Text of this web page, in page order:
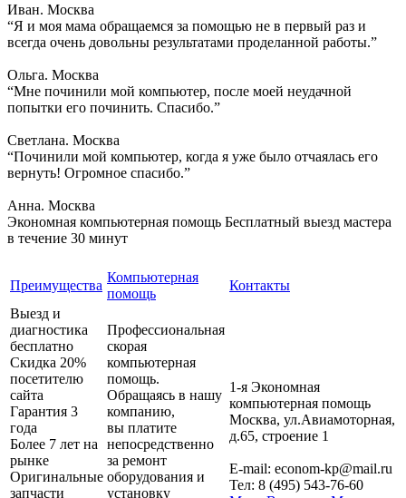
Иван. Москва
“Я и моя мама обращаемся за помощью не в первый раз и
всегда очень довольны результатами проделанной работы.”
Ольга. Москва
“Мне починили мой компьютер, после моей неудачной
попытки его починить. Спасибо.”
Светлана. Москва
“Починили мой компьютер, когда я уже было отчаялась его
вернуть! Огромное спасибо.”
Анна. Москва
Экономная компьютерная помощь Бесплатный выезд мастера
в течение 30 минут
Преимущества
Компьютерная
помощь
Контакты
Выезд и
диагностика
бесплатно
Скидка 20%
посетителю
сайта
Гарантия 3
года
Более 7 лет на
рынке
Оригинальные
запчасти
Профессиональная
скорая
компьютерная
помощь.
Обращаясь в нашу
компанию,
вы платите
непосредственно
за ремонт
оборудования и
установку
1-я Экономная
компьютерная помощь
Москва, ул.Авиамоторная,
д.65, строение 1
E-mail: econom-kp@mail.ru
Тел: 8 (495) 543-76-60